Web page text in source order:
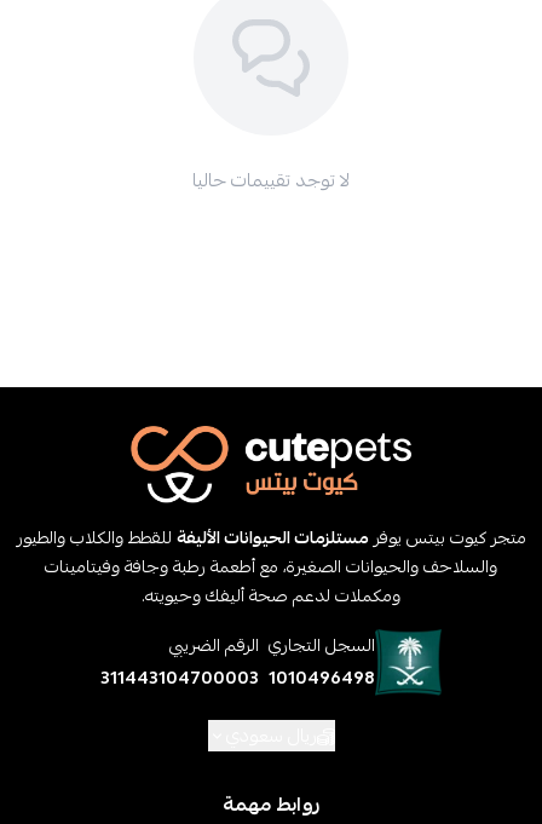
لا توجد تقييمات حاليا
متجر كيوت بيتس يوفر مستلزمات الحيوانات الأليفةللقطط والكلاب والطيور
والسلاحف والحيوانات الصغيرة، مع أطعمة رطبة وجافة وفيتامينات
ومكملات لدعم صحة أليفك وحيويته.
السجل التجاري
1010496498
الرقم الضريبي
311443104700003
روابط مهمة